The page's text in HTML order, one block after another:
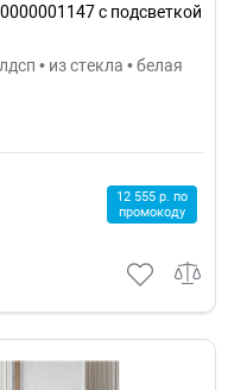
с подсветкой
• из стекла • белая
12 555 р. по
промокоду